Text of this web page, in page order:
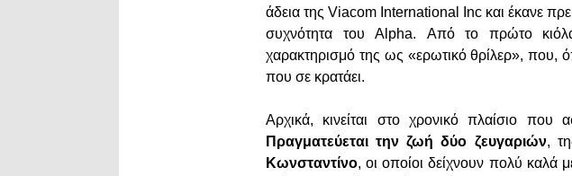
άδεια της Viacom International Inc και έκανε
συχνότητα του Alpha. Από το πρώτο
χαρακτηρισμό της ως «ερωτικό θρίλερ», που,
που σε κρατάει.
Αρχικά, κινείται στο χρονικό πλαίσιο
Πραγματεύεται την ζωή δύο ζευγαριών,
Κωνσταντίνο, οι οποίοι δείχνουν πολύ καλά